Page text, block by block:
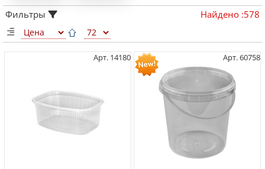
Фильтры Найдено :578
Арт. 14180 Арт. 60758